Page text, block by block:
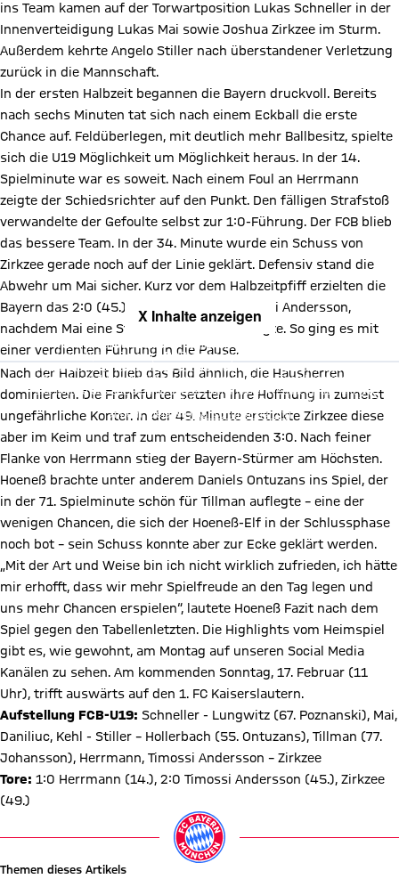
ins Team kamen auf der Torwartposition Lukas Schneller in der
Innenverteidigung Lukas Mai sowie Joshua Zirkzee im Sturm.
Außerdem kehrte Angelo Stiller nach überstandener Verletzung
zurück in die Mannschaft.
In der ersten Halbzeit begannen die Bayern druckvoll. Bereits
nach sechs Minuten tat sich nach einem Eckball die erste
Chance auf. Feldüberlegen, mit deutlich mehr Ballbesitz, spielte
sich die U19 Möglichkeit um Möglichkeit heraus. In der 14.
Spielminute war es soweit. Nach einem Foul an Herrmann
zeigte der Schiedsrichter auf den Punkt. Den fälligen Strafstoß
verwandelte der Gefoulte selbst zur 1:0-Führung. Der FCB blieb
das bessere Team. In der 34. Minute wurde ein Schuss von
Zirkzee gerade noch auf der Linie geklärt. Defensiv stand die
Abwehr um Mai sicher. Kurz vor dem Halbzeitpfiff erzielten die
Bayern das 2:0 (45.). Torschütze war Timossi Andersson,
nachdem Mai eine Stiller-Flanke stark ablegte. So ging es mit
einer verdienten Führung in die Pause.
X Inhalte anzeigen
Mit Klick auf den Button ermöglichen Sie es diesem sozialen
Netzwerk, Ihre Daten (z. B. IP-Adresse) mit Hilfe von Cookies zu
verarbeiten. Vorher kann das soziale Netzwerk keine Daten über Sie
erheben, um Ihnen die Inhalte anzuzeigen. Diese Einstellung wird für
alle Inhalte des sozialen Netzwerks auf unserer Website gespeichert
und Sie können dies jederzeit in derCookie-Einwilligungslösung
ändern. Details:Datenschutzerklärung
Nach der Halbzeit blieb das Bild ähnlich, die Hausherren
dominierten. Die Frankfurter setzten ihre Hoffnung in zumeist
ungefährliche Konter. In der 49. Minute erstickte Zirkzee diese
aber im Keim und traf zum entscheidenden 3:0. Nach feiner
Flanke von Herrmann stieg der Bayern-Stürmer am Höchsten.
Hoeneß brachte unter anderem Daniels Ontuzans ins Spiel, der
in der 71. Spielminute schön für Tillman auflegte – eine der
wenigen Chancen, die sich der Hoeneß-Elf in der Schlussphase
noch bot – sein Schuss konnte aber zur Ecke geklärt werden.
„Mit der Art und Weise bin ich nicht wirklich zufrieden, ich hätte
mir erhofft, dass wir mehr Spielfreude an den Tag legen und
uns mehr Chancen erspielen“, lautete Hoeneß Fazit nach dem
Spiel gegen den Tabellenletzten. Die Highlights vom Heimspiel
gibt es, wie gewohnt, am Montag auf unseren Social Media
Kanälen zu sehen. Am kommenden Sonntag, 17. Februar (11
Uhr), trifft auswärts auf den 1. FC Kaiserslautern.
Aufstellung FCB-U19: Schneller -­ Lungwitz (67. Poznanski), Mai,
Daniliuc, Kehl ­- Stiller – Hollerbach (55. Ontuzans), Tillman (77.
Johansson), Herrmann, Timossi Andersson – Zirkzee
Tore: 1:0 Herrmann (14.), 2:0 Timossi Andersson (45.), Zirkzee
(49.)
Themen dieses Artikels